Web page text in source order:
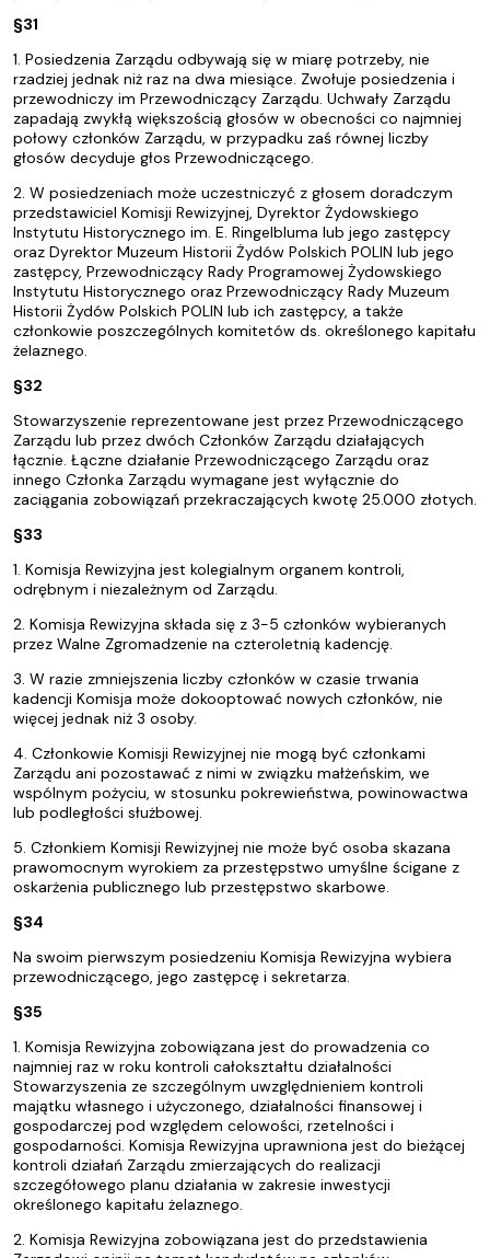
§31
1. Posiedzenia Zarządu odbywają się w miarę potrzeby, nie
rzadziej jednak niż raz na dwa miesiące. Zwołuje posiedzenia i
przewodniczy im Przewodniczący Zarządu. Uchwały Zarządu
zapadają zwykłą większością głosów w obecności co najmniej
połowy członków Zarządu, w przypadku zaś równej liczby
głosów decyduje głos Przewodniczącego.
2. W posiedzeniach może uczestniczyć z głosem doradczym
przedstawiciel Komisji Rewizyjnej, Dyrektor Żydowskiego
Instytutu Historycznego im. E. Ringelbluma lub jego zastępcy
oraz Dyrektor Muzeum Historii Żydów Polskich POLIN lub jego
zastępcy, Przewodniczący Rady Programowej Żydowskiego
Instytutu Historycznego oraz Przewodniczący Rady Muzeum
Historii Żydów Polskich POLIN lub ich zastępcy, a także
członkowie poszczególnych komitetów ds. określonego kapitału
żelaznego.
§32
Stowarzyszenie reprezentowane jest przez Przewodniczącego
Zarządu lub przez dwóch Członków Zarządu działających
łącznie. Łączne działanie Przewodniczącego Zarządu oraz
innego Członka Zarządu wymagane jest wyłącznie do
zaciągania zobowiązań przekraczających kwotę 25.000 złotych.
§33
1. Komisja Rewizyjna jest kolegialnym organem kontroli,
odrębnym i niezależnym od Zarządu.
2. Komisja Rewizyjna składa się z 3-5 członków wybieranych
przez Walne Zgromadzenie na czteroletnią kadencję.
3. W razie zmniejszenia liczby członków w czasie trwania
kadencji Komisja może dokooptować nowych członków, nie
więcej jednak niż 3 osoby.
4. Członkowie Komisji Rewizyjnej nie mogą być członkami
Zarządu ani pozostawać z nimi w związku małżeńskim, we
wspólnym pożyciu, w stosunku pokrewieństwa, powinowactwa
lub podległości służbowej.
5. Członkiem Komisji Rewizyjnej nie może być osoba skazana
prawomocnym wyrokiem za przestępstwo umyślne ścigane z
oskarżenia publicznego lub przestępstwo skarbowe.
§34
Na swoim pierwszym posiedzeniu Komisja Rewizyjna wybiera
przewodniczącego, jego zastępcę i sekretarza.
§35
1. Komisja Rewizyjna zobowiązana jest do prowadzenia co
najmniej raz w roku kontroli całokształtu działalności
Stowarzyszenia ze szczególnym uwzględnieniem kontroli
majątku własnego i użyczonego, działalności finansowej i
gospodarczej pod względem celowości, rzetelności i
gospodarności. Komisja Rewizyjna uprawniona jest do bieżącej
kontroli działań Zarządu zmierzających do realizacji
szczegółowego planu działania w zakresie inwestycji
określonego kapitału żelaznego.
2. Komisja Rewizyjna zobowiązana jest do przedstawienia